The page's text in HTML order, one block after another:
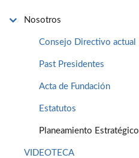
Nosotros
Consejo Directivo actual
Past Presidentes
Acta de Fundación
Estatutos
Planeamiento Estratégico
VIDEOTECA